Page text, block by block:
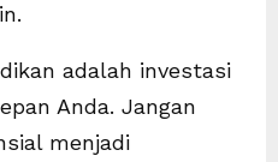
adalah investasi
Anda. Jangan
menjadi